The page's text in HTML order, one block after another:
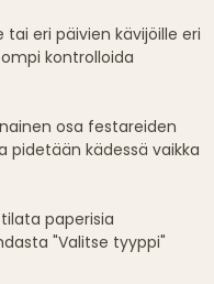
eri päivien kävijöille eri
kontrolloida
osa festareiden
pidetään kädessä vaikka
paperisia
"Valitse tyyppi"